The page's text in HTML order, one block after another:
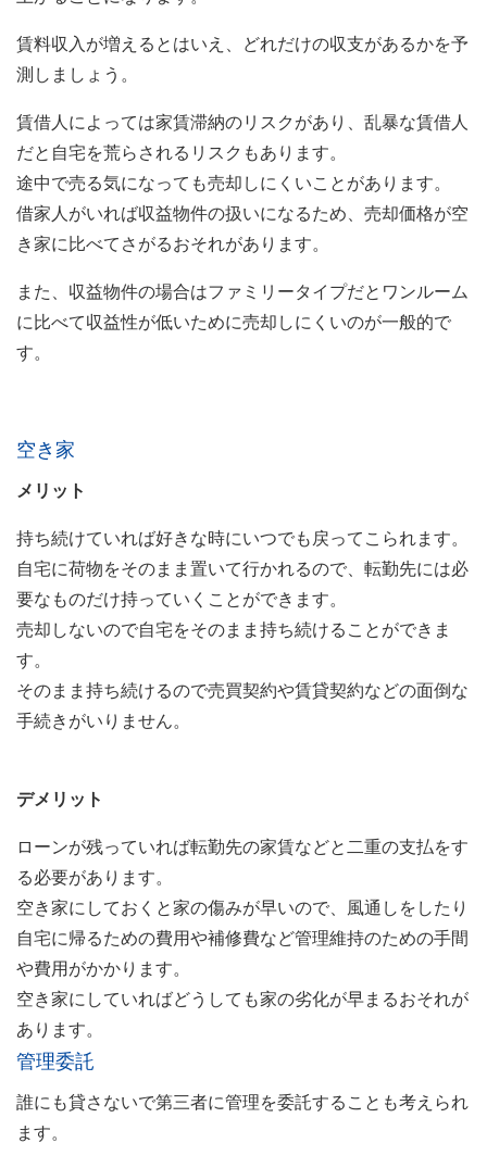
賃料収入が増えるとはいえ、どれだけの収支があるかを予
測しましょう。
賃借人によっては家賃滞納のリスクがあり、乱暴な賃借人
だと自宅を荒らされるリスクもあります。
途中で売る気になっても売却しにくいことがあります。
借家人がいれば収益物件の扱いになるため、売却価格が空
き家に比べてさがるおそれがあります。
また、収益物件の場合はファミリータイプだとワンルーム
に比べて収益性が低いために売却しにくいのが一般的で
す。
空き家
メリット
持ち続けていれば好きな時にいつでも戻ってこられます。
自宅に荷物をそのまま置いて行かれるので、転勤先には必
要なものだけ持っていくことができます。
売却しないので自宅をそのまま持ち続けることができま
す。
そのまま持ち続けるので売買契約や賃貸契約などの面倒な
手続きがいりません。
デメリット
ローンが残っていれば転勤先の家賃などと二重の支払をす
る必要があります。
空き家にしておくと家の傷みが早いので、風通しをしたり
自宅に帰るための費用や補修費など管理維持のための手間
や費用がかかります。
空き家にしていればどうしても家の劣化が早まるおそれが
あります。
管理委託
誰にも貸さないで第三者に管理を委託することも考えられ
ます。